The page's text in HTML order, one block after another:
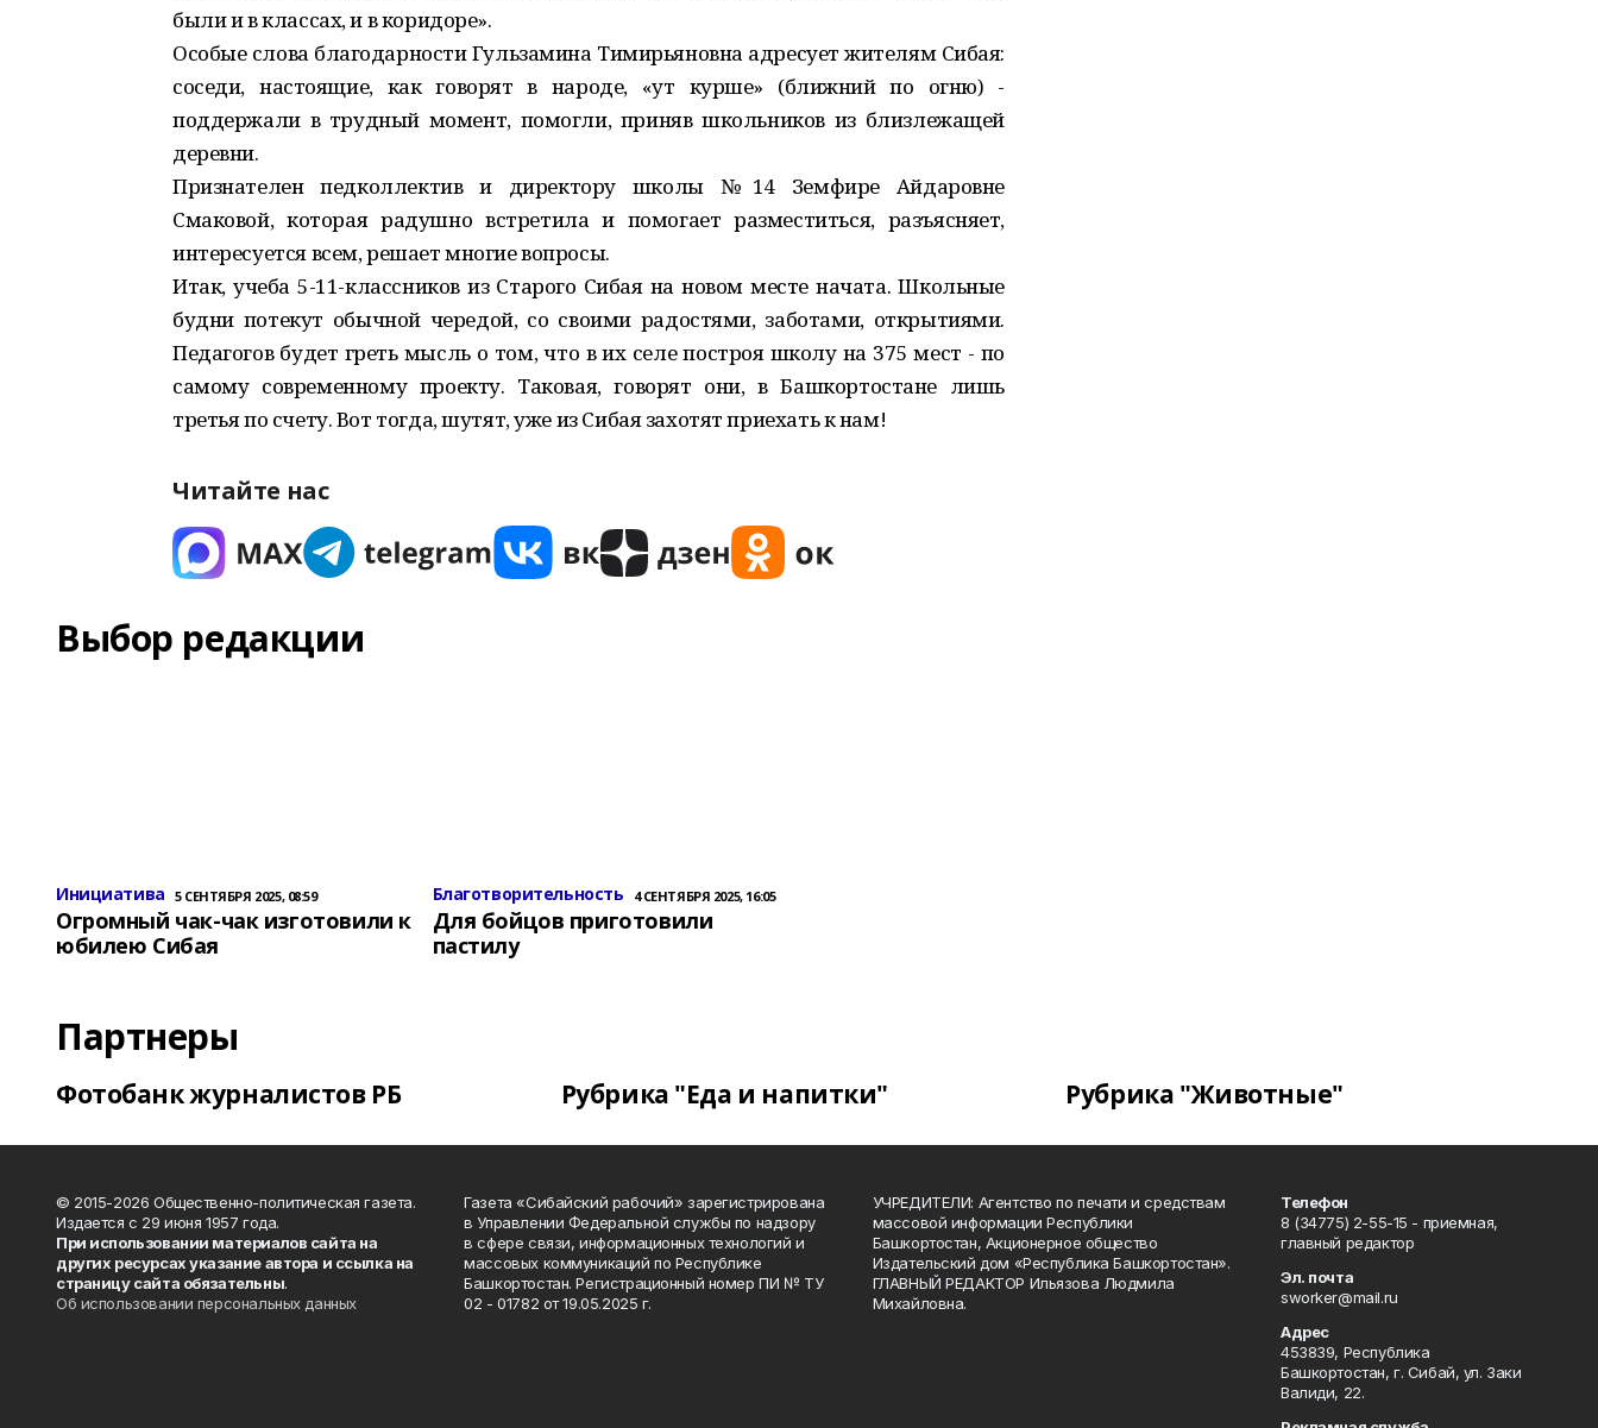
были и в классах, и в коридоре».
Особые слова благодарно­сти Гульзамина Тимирьяновна адресует жителям Сибая:
соседи, настоящие, как говорят в народе, «ут курше» (ближний по огню) -
поддержали в трудный момент, помогли, приняв школьников из близлежащей
деревни.
Признателен педколлектив и директору школы №14 Земфире Айдаровне
Смаковой, которая радушно встретила и помогает разместиться, разъясняет,
интересуется всем, решает многие вопросы.
Итак, учеба 5-11-классников из Старого Сибая на новом месте начата. Школьные
будни потекут обычной чередой, со своими радостями, заботами, открытиями.
Педагогов будет греть мысль о том, что в их селе построя школу на 375 мест - по
самому современному проекту. Таковая, говорят они, в Башкортостане лишь
третья по счету. Вот тогда, шутят, уже из Сибая захотят приехать к нам!
Читайте нас
Выбор редакции
Инициатива 5 СЕНТЯБРЯ 2025, 08:59
Огромный чак-чак изготовили к
юбилею Сибая
Благотворительность 4 СЕНТЯБРЯ 2025, 16:05
Для бойцов приготовили
пастилу
Партнеры
Фотобанк журналистов РБ Рубрика "Еда и напитки" Рубрика "Животные"
© 2015-2026 Общественно-политическая газета.
Издается с 29 июня 1957 года.
При использовании материалов сайта на
других ресурсах указание автора и ссылка на
страницу сайта обязательны.
Об использовании персональных данных
Газета «Сибайский рабочий» зарегистрирована
в Управлении Федеральной службы по надзору
в сфере связи, информационных технологий и
массовых коммуникаций по Республике
Башкортостан. Регистрационный номер ПИ № ТУ
02 - 01782 от 19.05.2025 г.
УЧРЕДИТЕЛИ: Агентство по печати и средствам
массовой информации Республики
Башкортостан, Акционерное общество
Издательский дом «Республика Башкортостан».
ГЛАВНЫЙ РЕДАКТОР Ильязова Людмила
Михайловна.
Телефон
8 (34775) 2-55-15 - приемная,
главный редактор
Эл. почта
sworker@mail.ru
Адрес
453839, Республика
Башкортостан, г. Сибай, ул. Заки
Валиди, 22.